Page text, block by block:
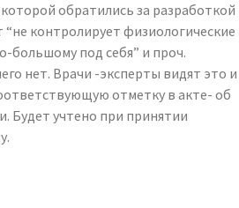
обратились за разработкой
контролирует физиологические
большому под себя” и проч.
нет. Врачи -эксперты видят это и
отметку в акте- об
Будет учтено при принятии